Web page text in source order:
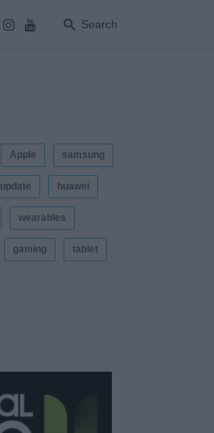
Search
Apple samsung
update huawei
wearables
gaming tablet